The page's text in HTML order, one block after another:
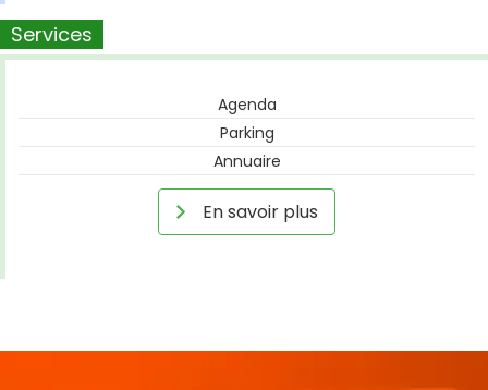
Services
Agenda
Parking
Annuaire
En savoir plus